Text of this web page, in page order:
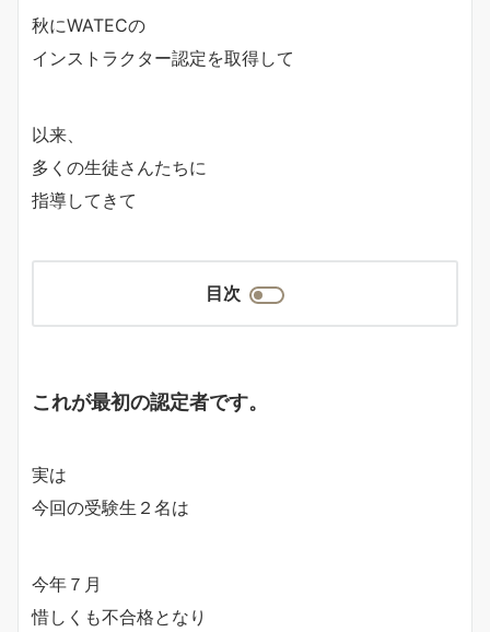
秋にWATECの
インストラクター認定を取得して
以来、
多くの生徒さんたちに
指導してきて
目次
これが最初の認定者です。
実は
今回の受験生２名は
今年７月
惜しくも不合格となり